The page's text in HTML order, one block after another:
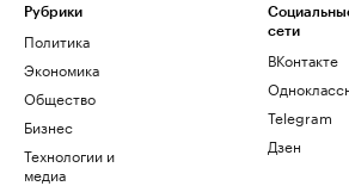
Рубрики
Политика
Экономика
Общество
Бизнес
Технологии и
медиа
сети
ВКонтакте
Telegram
Дзен